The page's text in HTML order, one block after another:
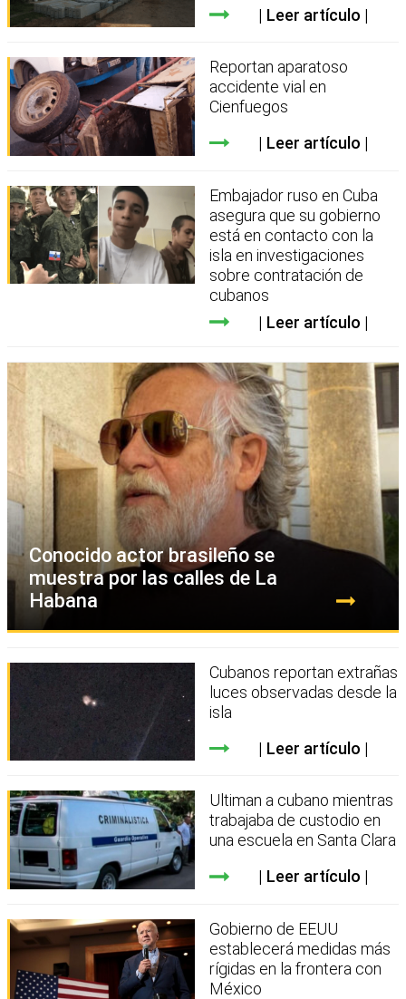
Leer artículo
Reportan aparatoso
accidente vial en
Cienfuegos
Leer artículo
Embajador ruso en Cuba
asegura que su gobierno
está en contacto con la
isla en investigaciones
sobre contratación de
cubanos
Leer artículo
Conocido actor brasileño se
muestra por las calles de La
Habana
Cubanos reportan extrañas
luces observadas desde la
isla
Leer artículo
Ultiman a cubano mientras
trabajaba de custodio en
una escuela en Santa Clara
Leer artículo
Gobierno de EEUU
establecerá medidas más
rígidas en la frontera con
México